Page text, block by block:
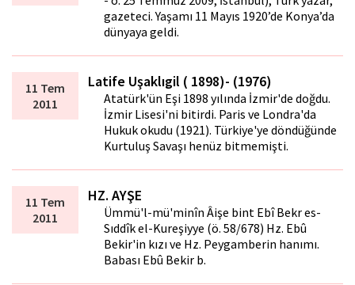
gazeteci. Yaşamı 11 Mayıs 1920’de Konya’da
dünyaya geldi.
11 Tem
2011
Latife Uşaklıgil ( 1898)- (1976)
Atatürk'ün Eşi 1898 yılında İzmir'de doğdu.
İzmir Lisesi'ni bitirdi. Paris ve Londra'da
Hukuk okudu (1921). Türkiye'ye döndüğünde
Kurtuluş Savaşı henüz bitmemişti.
11 Tem
2011
HZ. AYŞE
Ümmü'l-mü'minîn Âişe bint Ebî Bekr es-
Sıddîk el-Kureşiyye (ö. 58/678) Hz. Ebû
Bekir'in kızı ve Hz. Peygamberin hanımı.
Babası Ebû Bekir b.